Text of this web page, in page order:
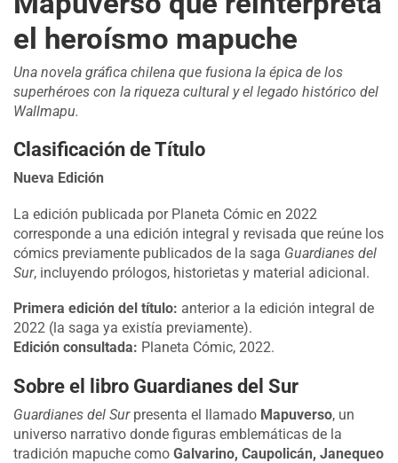
el heroísmo mapuche
Una novela gráfica chilena que fusiona la épica de los
superhéroes con la riqueza cultural y el legado histórico del
Wallmapu.
Clasificación de Título
Nueva Edición
La edición publicada por Planeta Cómic en 2022
corresponde a una edición integral y revisada que reúne los
cómics previamente publicados de la saga Guardianes del
Sur, incluyendo prólogos, historietas y material adicional.
Primera edición del título: anterior a la edición integral de
2022 (la saga ya existía previamente).
Edición consultada: Planeta Cómic, 2022.
Sobre el libro Guardianes del Sur
Guardianes del Surpresenta el llamado Mapuverso, un
universo narrativo donde figuras emblemáticas de la
tradición mapuche como Galvarino, Caupolicán, Janequeo